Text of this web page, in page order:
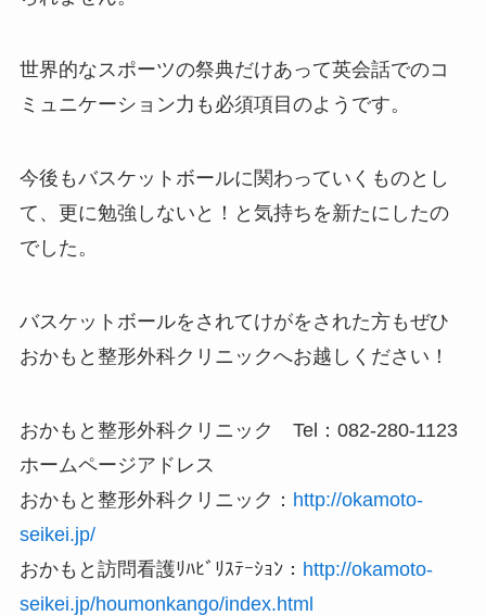
世界的なスポーツの祭典だけあって英会話でのコ
ミュニケーション力も必須項目のようです。
今後もバスケットボールに関わっていくものとし
て、更に勉強しないと！と気持ちを新たにしたの
でした。
バスケットボールをされてけがをされた方もぜひ
おかもと整形外科クリニックへお越しください！
おかもと整形外科クリニック Tel：082‐280‐1123
ホームページアドレス
おかもと整形外科クリニック： http://okamoto-
seikei.jp/
おかもと訪問看護ﾘﾊﾋﾞﾘｽﾃｰｼｮﾝ： http://okamoto-
seikei.jp/houmonkango/index.html